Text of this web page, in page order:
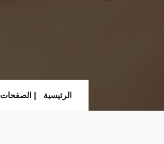
الرئيسية الصفحات